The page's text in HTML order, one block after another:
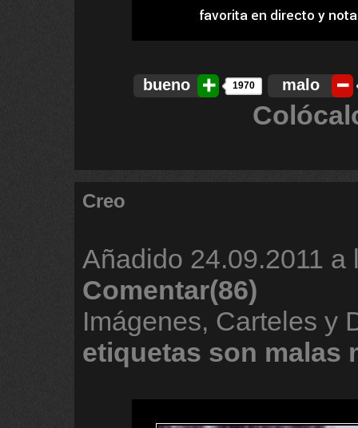
bueno 1970 malo
Creo
Añadido 24.09.2011 a
Comentar(86)
Imágenes, Carteles y
etiquetas son malas